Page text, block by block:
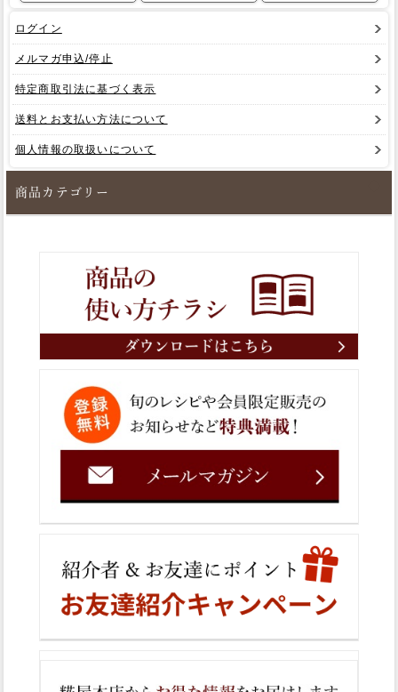
ログイン
メルマガ申込/停止
特定商取引法に基づく表示
送料とお支払い方法について
個人情報の取扱いについて
商品カテゴリー